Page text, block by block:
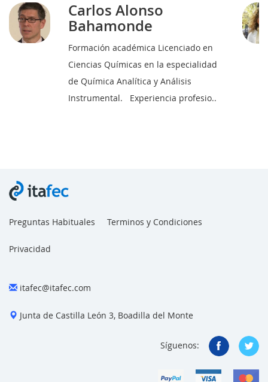
Carlos Alonso
Bahamonde
Formación académica Licenciado en
Ciencias Químicas en la especialidad
de Química Analítica y Análisis
Instrumental. Experiencia profesio..
Preguntas Habituales Terminos y Condiciones
Privacidad
itafec@itafec.com
Junta de Castilla León 3, Boadilla del Monte
Síguenos: